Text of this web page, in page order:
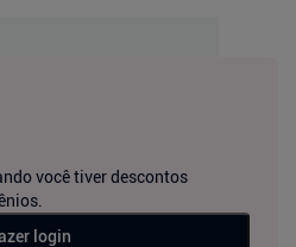
você tiver descontos
login